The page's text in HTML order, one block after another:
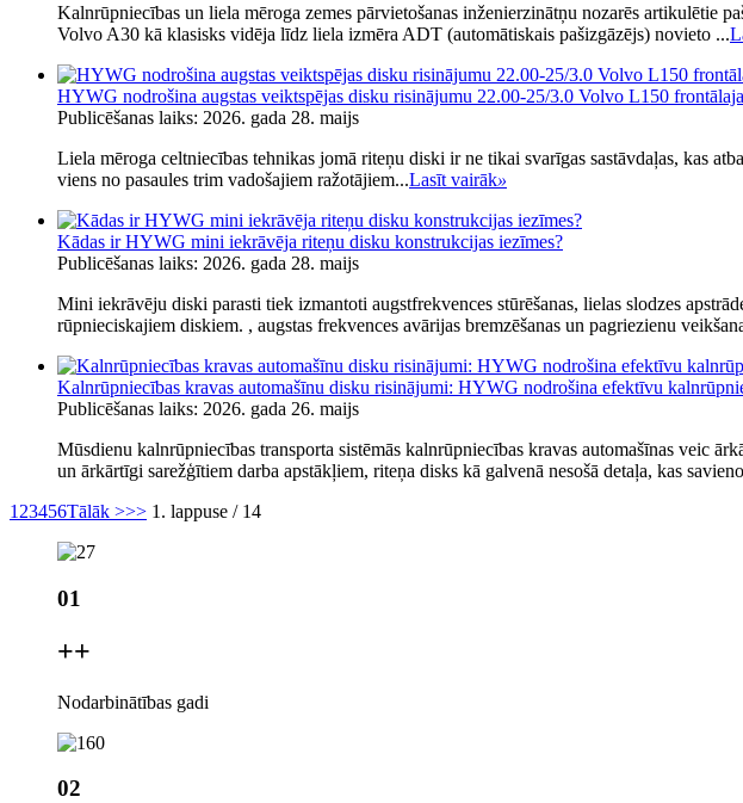
Kalnrūpniecības un liela mēroga zemes pārvietošanas inženierzinātņu nozarēs artikulētie
Volvo A30 kā klasisks vidēja līdz liela izmēra ADT (automātiskais pašizgāzējs) novieto ...
HYWG nodrošina augstas veiktspējas disku risinājumu 22.00-25/3.0 Volvo L150
Publicēšanas laiks: 2026. gada 28. maijs
Liela mēroga celtniecības tehnikas jomā riteņu diski ir ne tikai svarīgas sastāvdaļas, kas
viens no pasaules trim vadošajiem ražotājiem...Lasīt vairāk»
Kādas ir HYWG mini iekrāvēja riteņu disku konstrukcijas iezīmes?
Publicēšanas laiks: 2026. gada 28. maijs
Mini iekrāvēju diski parasti tiek izmantoti augstfrekvences stūrēšanas, lielas slodzes
rūpnieciskajiem diskiem. , augstas frekvences avārijas bremzēšanas un pagriezienu
Kalnrūpniecības kravas automašīnu disku risinājumi: HYWG nodrošina efektīvu
Publicēšanas laiks: 2026. gada 26. maijs
Mūsdienu kalnrūpniecības transporta sistēmās kalnrūpniecības kravas automašīnas veic
un ārkārtīgi sarežģītiem darba apstākļiem, riteņa disks kā galvenā nesošā detaļa, kas
1 23456Tālāk >>> 1. lappuse / 14
01
++
Nodarbinātības gadi
02